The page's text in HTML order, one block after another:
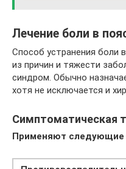
Лечение боли в
Способ устранения боли
из причин и тяжести
синдром. Обычно
хотя не исключается и
Симптоматическая
Применяют следующие